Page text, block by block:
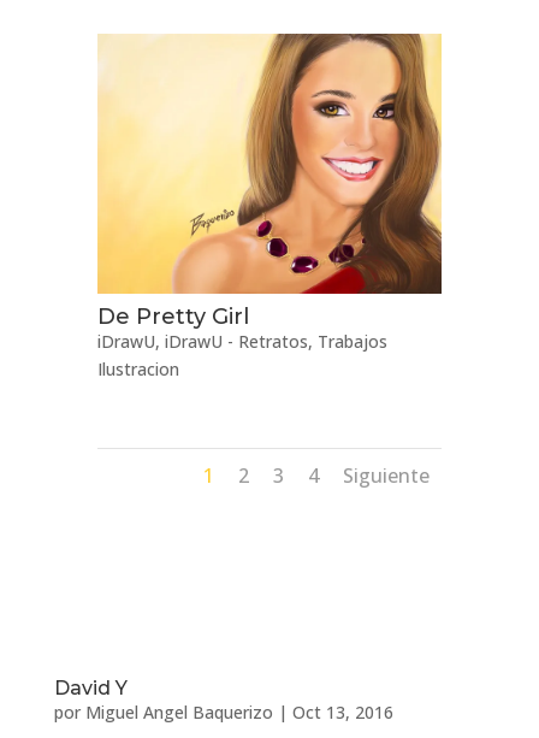
De Pretty Girl
iDrawU, iDrawU - Retratos, Trabajos
Ilustracion
1 2 3 4 Siguiente
David Y
por Miguel Angel Baquerizo | Oct 13, 2016